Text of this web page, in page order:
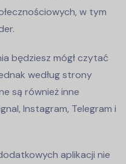
w tym
będziesz mógł czytać
według strony
są również inne
Instagram, Telegram i
aplikacji nie